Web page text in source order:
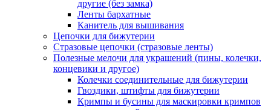
другие (без замка)
Ленты бархатные
Канитель для вышивания
Цепочки для бижутерии
Стразовые цепочки (стразовые ленты)
Полезные мелочи для украшений (пины, колечки,
концевики и другое)
Колечки соединительные для бижутерии
Гвоздики, штифты для бижутерии
Кримпы и бусины для маскировки кримпов